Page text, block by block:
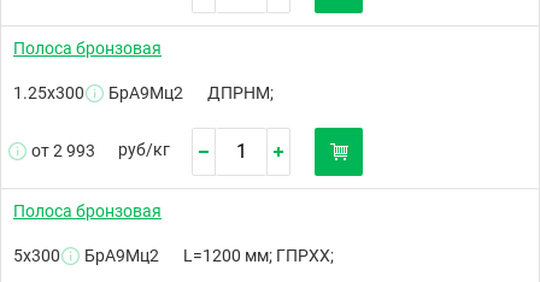
Полоса бронзовая
1.25х300 БрА9Мц2 ДПРНМ;
от 2 993 руб/кг
Полоса бронзовая
5х300 БрА9Мц2 L=1200 мм; ГПРХХ;